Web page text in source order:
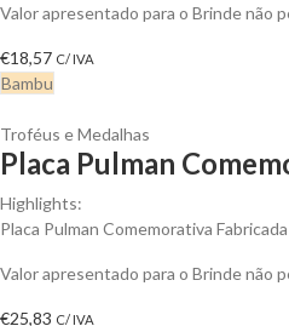
Valor apresentado para o Brinde não
€18,57 C/ IVA
Bambu
Troféus e Medalhas
Placa Pulman
Highlights:
Placa Pulman Comemorativa
Valor apresentado para o Brinde não
€25,83 C/ IVA